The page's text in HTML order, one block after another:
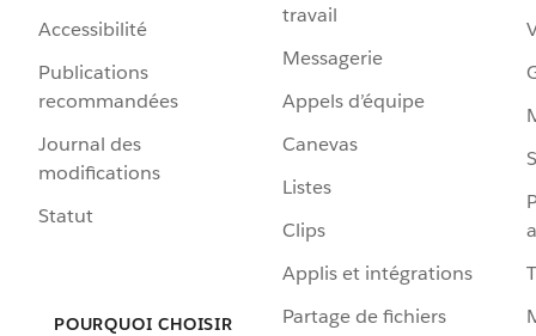
Accessibilité
Publications
recommandées
Journal des
modifications
Statut
POURQUOI CHOISIR
travail
Messagerie
Appels d’équipe
Canevas
Listes
Clips
Applis et intégrations
Partage de fichiers